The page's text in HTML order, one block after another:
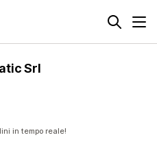
Srl
in tempo reale!